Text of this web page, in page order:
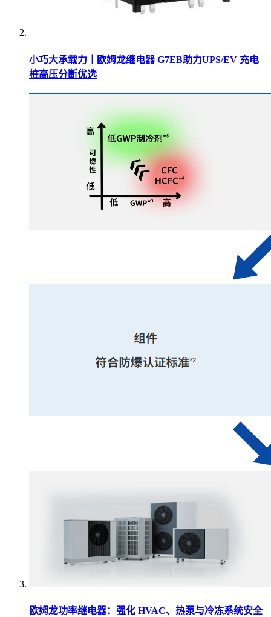
小巧大承载力｜欧姆龙继电器 G7EB助力UPS/EV 充电
桩高压分断优选
欧姆龙功率继电器：强化 HVAC、热泵与冷冻系统安全